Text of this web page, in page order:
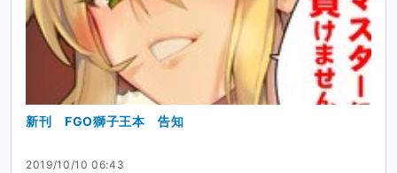
2019/10/10 06:43
新刊 FGO獅子王本 告知